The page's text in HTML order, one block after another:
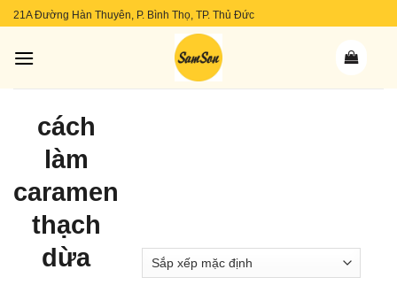
Skip
content
21A Đường Hàn Thuyên, P. Bình Thọ, TP. Thủ Đức
cách
làm
caramen
thạch
dừa